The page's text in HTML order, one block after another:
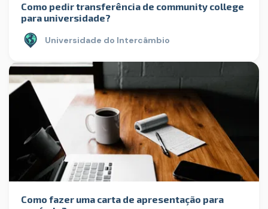
Como pedir transferência de community college
para universidade?
Universidade do Intercâmbio
Como fazer uma carta de apresentação para